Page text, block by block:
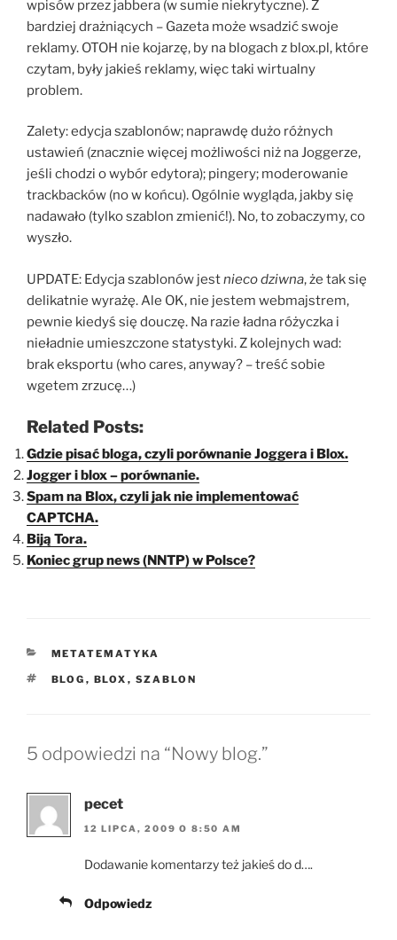
wpisów przez jabbera (w sumie niekrytyczne). Z
bardziej drażniących – Gazeta może wsadzić swoje
reklamy. OTOH nie kojarzę, by na blogach z blox.pl, które
czytam, były jakieś reklamy, więc taki wirtualny
problem.
Zalety: edycja szablonów; naprawdę dużo różnych
ustawień (znacznie więcej możliwości niż na Joggerze,
jeśli chodzi o wybór edytora); pingery; moderowanie
trackbacków (no w końcu). Ogólnie wygląda, jakby się
nadawało (tylko szablon zmienić!). No, to zobaczymy, co
wyszło.
UPDATE: Edycja szablonów jestnieco dziwna, że tak się
delikatnie wyrażę. Ale OK, nie jestem webmajstrem,
pewnie kiedyś się douczę. Na razie ładna różyczka i
nieładnie umieszczone statystyki. Z kolejnych wad:
brak eksportu (who cares, anyway? – treść sobie
wgetem zrzucę…)
Related Posts:
Gdzie pisać bloga, czyli porównanie Joggera i Blox.
Jogger i blox – porównanie.
Spam na Blox, czyli jak nie implementować
CAPTCHA.
Biją Tora.
Koniec grup news (NNTP) w Polsce?
KATEGORIE
METATEMATYKA
TAGI
BLOG , BLOX , SZABLON
5 odpowiedzi na “Nowy blog.”
pecet
12 LIPCA, 2009 O 8:50 AM
Dodawanie komentarzy też jakieś do d….
Odpowiedz